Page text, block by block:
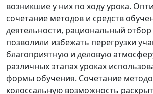
возникшие у них по ходу урока.
сочетание методов и средств
деятельности, рациональный
позволили избежать перегрузки
благоприятную и деловую
различных этапах уроках
формы обучения. Сочетание
колоссальную возможность